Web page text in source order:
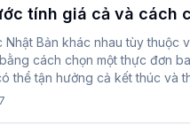
tính giá cả và cách
Nhật Bản khác nhau tùy thuộc
cách chọn một thực đơn
thể tận hưởng cả kết thúc và
từ tư vấn đến hoàn thiện đều